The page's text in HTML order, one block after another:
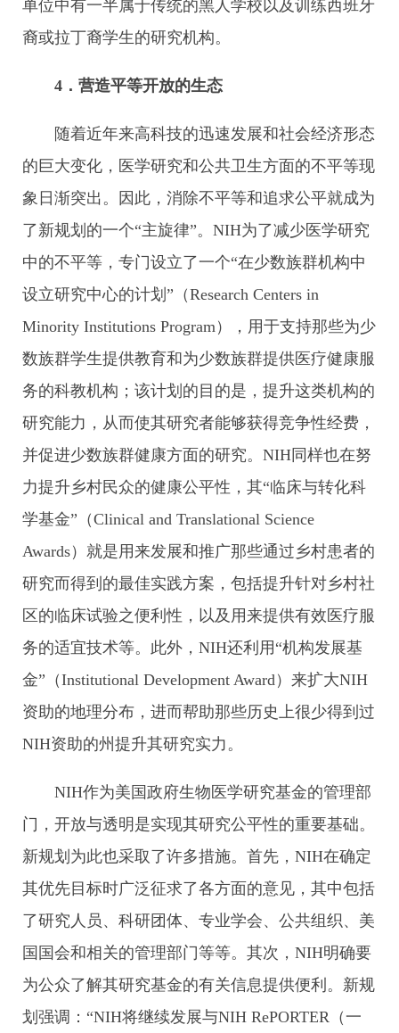
单位中有一半属于传统的黑人学校以及训练西班牙
裔或拉丁裔学生的研究机构。
4．营造平等开放的生态
随着近年来高科技的迅速发展和社会经济形态
的巨大变化，医学研究和公共卫生方面的不平等现
象日渐突出。因此，消除不平等和追求公平就成为
了新规划的一个“主旋律”。NIH为了减少医学研究
中的不平等，专门设立了一个“在少数族群机构中
设立研究中心的计划”（Research Centers in
Minority Institutions Program），用于支持那些为少
数族群学生提供教育和为少数族群提供医疗健康服
务的科教机构；该计划的目的是，提升这类机构的
研究能力，从而使其研究者能够获得竞争性经费，
并促进少数族群健康方面的研究。NIH同样也在努
力提升乡村民众的健康公平性，其“临床与转化科
学基金”（Clinical and Translational Science
Awards）就是用来发展和推广那些通过乡村患者的
研究而得到的最佳实践方案，包括提升针对乡村社
区的临床试验之便利性，以及用来提供有效医疗服
务的适宜技术等。此外，NIH还利用“机构发展基
金”（Institutional Development Award）来扩大NIH
资助的地理分布，进而帮助那些历史上很少得到过
NIH资助的州提升其研究实力。
NIH作为美国政府生物医学研究基金的管理部
门，开放与透明是实现其研究公平性的重要基础。
新规划为此也采取了许多措施。首先，NIH在确定
其优先目标时广泛征求了各方面的意见，其中包括
了研究人员、科研团体、专业学会、公共组织、美
国国会和相关的管理部门等等。其次，NIH明确要
为公众了解其研究基金的有关信息提供便利。新规
划强调：“NIH将继续发展与NIH RePORTER（一